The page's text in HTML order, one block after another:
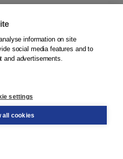
information on site
social media features and to
and advertisements.
settings
all cookies